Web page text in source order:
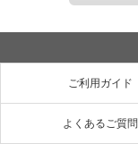
ご利用ガイド
よくあるご質問